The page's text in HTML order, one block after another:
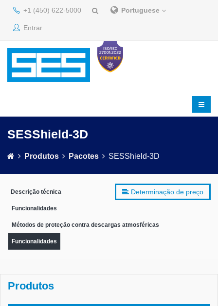
+1 (450) 622-5000 Portuguese
Entrar
SESShield-3D
Produtos Pacotes SESShield-3D
Determinação de preço
Descrição técnica
Funcionalidades
Métodos de proteção contra descargas atmosféricas
Funcionalidades
Produtos